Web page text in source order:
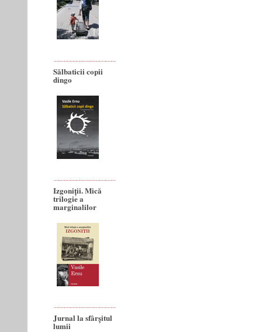
Sălbaticii copii
dingo
Izgoniții. Mică
trilogie a
marginalilor
Jurnal la sfârșitul
lumii